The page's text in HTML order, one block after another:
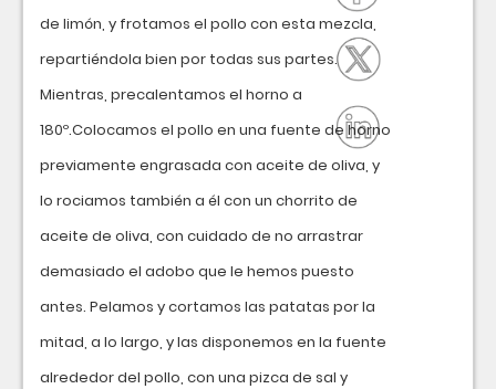
de limón, y frotamos el pollo con esta mezcla,
repartiéndola bien por todas sus partes.
Mientras, precalentamos el horno a
180º.Colocamos el pollo en una fuente de horno
previamente engrasada con aceite de oliva, y
lo rociamos también a él con un chorrito de
aceite de oliva, con cuidado de no arrastrar
demasiado el adobo que le hemos puesto
antes. Pelamos y cortamos las patatas por la
mitad, a lo largo, y las disponemos en la fuente
alrededor del pollo, con una pizca de sal y